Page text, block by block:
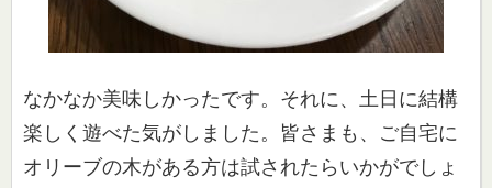
なかなか美味しかったです。それに、土日に結構
楽しく遊べた気が しました。皆さまも、ご自宅に
オリーブの木がある方は試されたら いかがでしょ